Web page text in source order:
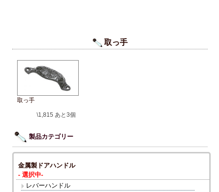
取っ手
取っ手
\1,815 あと3個
製品カテゴリー
金属製ドアハンドル
- 選択中-
レバーハンドル